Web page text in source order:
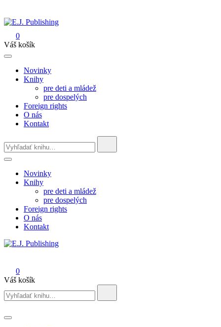
to
content
E.J. Publishing
0
Váš košík
Novinky
Knihy
pre deti a mládež
pre dospelých
Foreign rights
O nás
Kontakt
for:
Novinky
Knihy
pre deti a mládež
pre dospelých
Foreign rights
O nás
Kontakt
0
Váš košík
for: